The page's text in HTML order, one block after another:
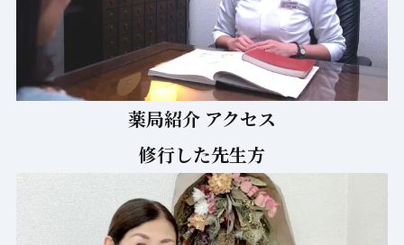
薬局紹介 アクセス
修行した先生方